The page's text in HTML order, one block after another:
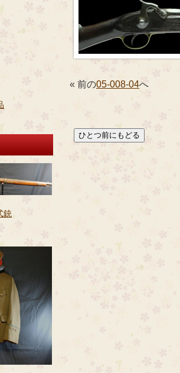
銃
« 前の05-008-04へ